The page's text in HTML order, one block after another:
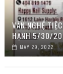
VĂN NGHỆ
HẠNH 5/30/
MAY 29, 2022